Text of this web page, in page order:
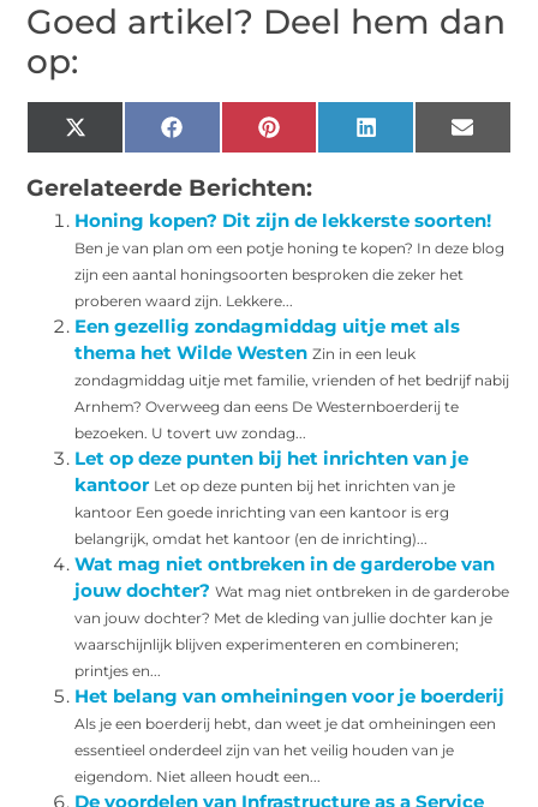
Goed artikel? Deel hem dan
op:
X
(Twitter)
Facebook Pinterest LinkedIn Email
Gerelateerde Berichten:
Honing kopen? Dit zijn de lekkerste soorten!
Ben je van plan om een potje honing te kopen? In deze blog
zijn een aantal honingsoorten besproken die zeker het
proberen waard zijn. Lekkere...
Een gezellig zondagmiddag uitje met als
thema het Wilde Westen Zin in een leuk
zondagmiddag uitje met familie, vrienden of het bedrijf nabij
Arnhem? Overweeg dan eens De Westernboerderij te
bezoeken. U tovert uw zondag...
Let op deze punten bij het inrichten van je
kantoor Let op deze punten bij het inrichten van je
kantoor Een goede inrichting van een kantoor is erg
belangrijk, omdat het kantoor (en de inrichting)...
Wat mag niet ontbreken in de garderobe van
jouw dochter? Wat mag niet ontbreken in de garderobe
van jouw dochter? Met de kleding van jullie dochter kan je
waarschijnlijk blijven experimenteren en combineren;
printjes en...
Het belang van omheiningen voor je boerderij
Als je een boerderij hebt, dan weet je dat omheiningen een
essentieel onderdeel zijn van het veilig houden van je
eigendom. Niet alleen houdt een...
De voordelen van Infrastructure as a Service